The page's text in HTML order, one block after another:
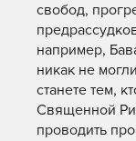
свобод,
например,
никак не
станете тем,
Священной
проводить